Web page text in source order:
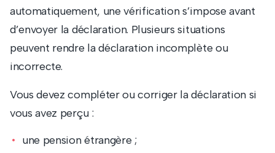
automatiquement, une vérification s’impose avant
d’envoyer la déclaration. Plusieurs situations
peuvent rendre la déclaration incomplète ou
incorrecte.
Vous devez compléter ou corriger la déclaration si
vous avez perçu :
une pension étrangère ;